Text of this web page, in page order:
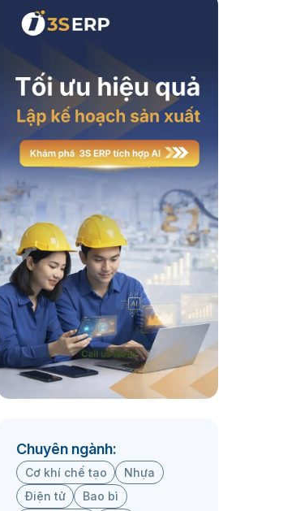
Xem thêm
Chuyên ngành:
Cơ khí chế tạo
Nhựa
Điện tử
Bao bì